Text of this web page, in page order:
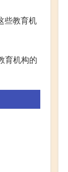
些教育机
育机构的